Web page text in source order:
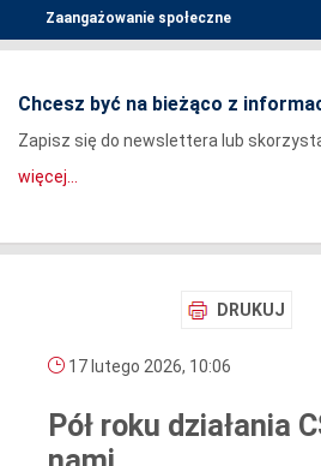
Zaangażowanie społeczne
Chcesz być na bieżąco z
Zapisz się do newslettera lub
więcej...
DRUKUJ
17 lutego 2026, 10:06
Pół roku działania